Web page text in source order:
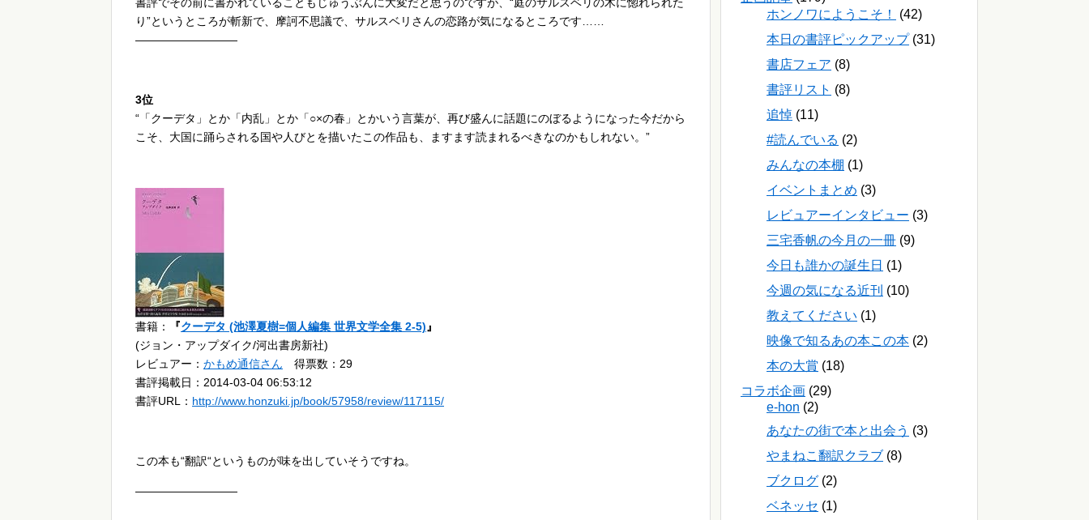
書評でその前に書かれていることもじゅうぶんに大変だと思うのですが、“庭のサルスベリの木に惚れられた
り”というところが斬新で、摩訶不思議で、サルスベリさんの恋路が気になるところです……
—————————
3位
“「クーデタ」とか「内乱」とか「○×の春」とかいう言葉が、再び盛んに話題にのぼるようになった今だから
こそ、大国に踊らされる国や人びとを描いたこの作品も、ますます読まれるべきなのかもしれない。”
書籍： 『クーデタ (池澤夏樹=個人編集 世界文学全集 2-5)』
(ジョン・アップダイク/河出書房新社)
レビュアー： かもめ通信さん 得票数：29
書評掲載日：2014-03-04 06:53:12
書評URL： http://www.honzuki.jp/book/57958/review/117115/
この本も“翻訳“というものが味を出していそうですね。
—————————
ホンノワにようこそ！
(42)
本日の書評ピックアップ(31)
書店フェア (8)
書評リスト (8)
追悼 (11)
#読んでいる (2)
みんなの本棚 (1)
イベントまとめ (3)
レビュアーインタビュー (3)
三宅香帆の今月の一冊 (9)
今日も誰かの誕生日 (1)
今週の気になる近刊 (10)
教えてください (1)
映像で知るあの本この本 (2)
本の大賞 (18)
コラボ企画 (29)
e-hon (2)
あなたの街で本と出会う (3)
やまねこ翻訳クラブ (8)
ブクログ (2)
ベネッセ (1)